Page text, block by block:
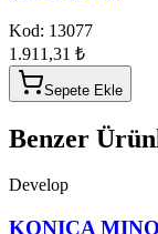
Kod: 13077
1.911,31 ₺
Sepete Ekle
Benzer
Develop
KONICA